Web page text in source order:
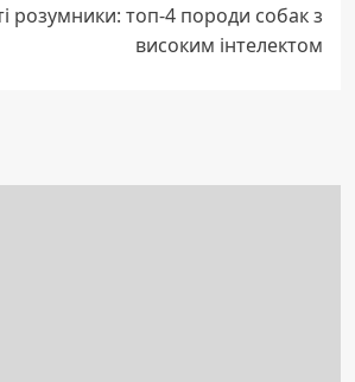
розумники: топ-4 породи собак з
високим інтелектом